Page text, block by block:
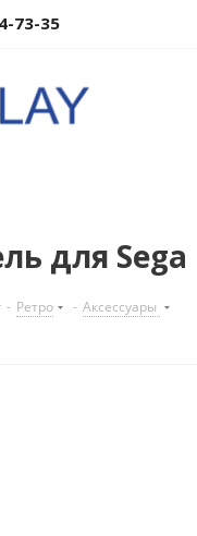
73-35
для Sega
- Ретро - Аксессуары